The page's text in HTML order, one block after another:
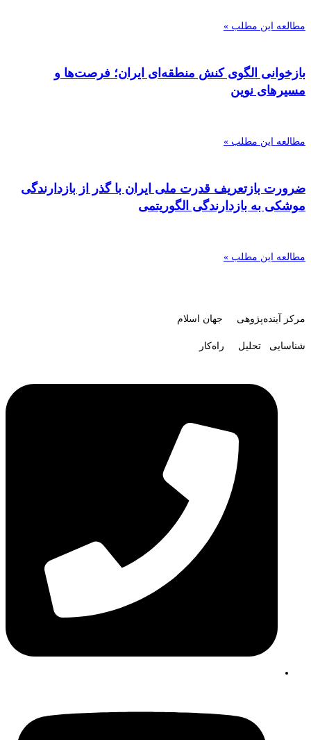
مطالعه این مطلب »
بازخوانی الگوی کنش منطقه‌ای ایران؛ فرصت‌ها و
مسیرهای نوین
مطالعه این مطلب »
ضرورت بازتعریف قدرت ملی ایران با گذر از بازدارندگی
موشکی به بازدارندگی الگوریتمی
مطالعه این مطلب »
مرکز آینده‌پژوهی جهان اسلام
شناسایی تحلیل راه‌کار